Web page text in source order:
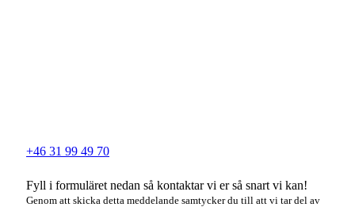
+46 31 99 49 70
Fyll i formuläret nedan så kontaktar vi er så snart vi kan!
Genom att skicka detta meddelande samtycker du till att vi tar del av